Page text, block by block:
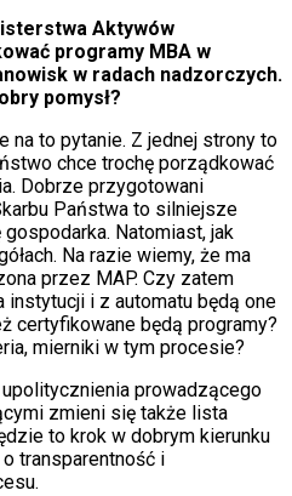
Aktywów
programy MBA w
w radach nadzorczych.
pomysł?
na to pytanie. Z jednej strony to
chce trochę porządkować
Dobrze przygotowani
Państwa to silniejsze
Natomiast, jak
Na razie wiemy, że ma
przez MAP. Czy zatem
instytucji i z automatu będą one
certyfikowane będą programy?
mierniki w tym procesie?
prowadzącego
zmieni się także lista
to krok w dobrym kierunku
transparentność i